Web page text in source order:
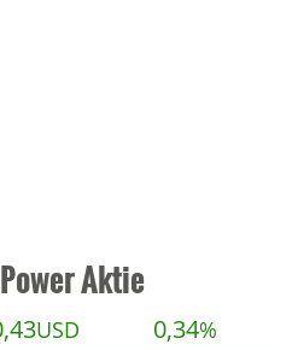
Aktie
USD 0,34%